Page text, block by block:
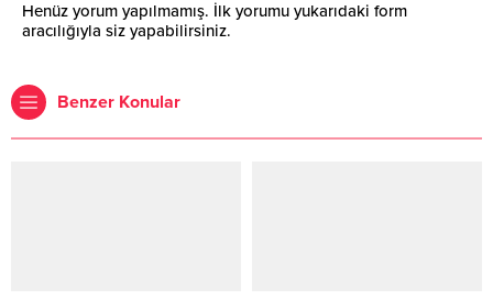
Henüz yorum yapılmamış. İlk yorumu yukarıdaki form
aracılığıyla siz yapabilirsiniz.
Benzer Konular